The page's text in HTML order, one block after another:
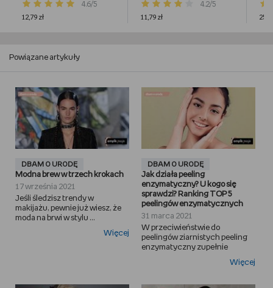
4.6/5
12,79 zł
4.2/5
11,79 zł
Powiązane artykuły
DBAM O URODĘ
Modna brew w trzech krokach
17 września 2021
Jeśli śledzisz trendy w
makijażu, pewnie już wiesz, że
moda na brwi w stylu ...
Więcej
DBAM O URODĘ
Jak działa peeling
enzymatyczny? U kogo się
sprawdzi? Ranking TOP 5
peelingów enzymatycznych
31 marca 2021
W przeciwieństwie do
peelingów ziarnistych peeling
enzymatyczny zupełnie
Więcej